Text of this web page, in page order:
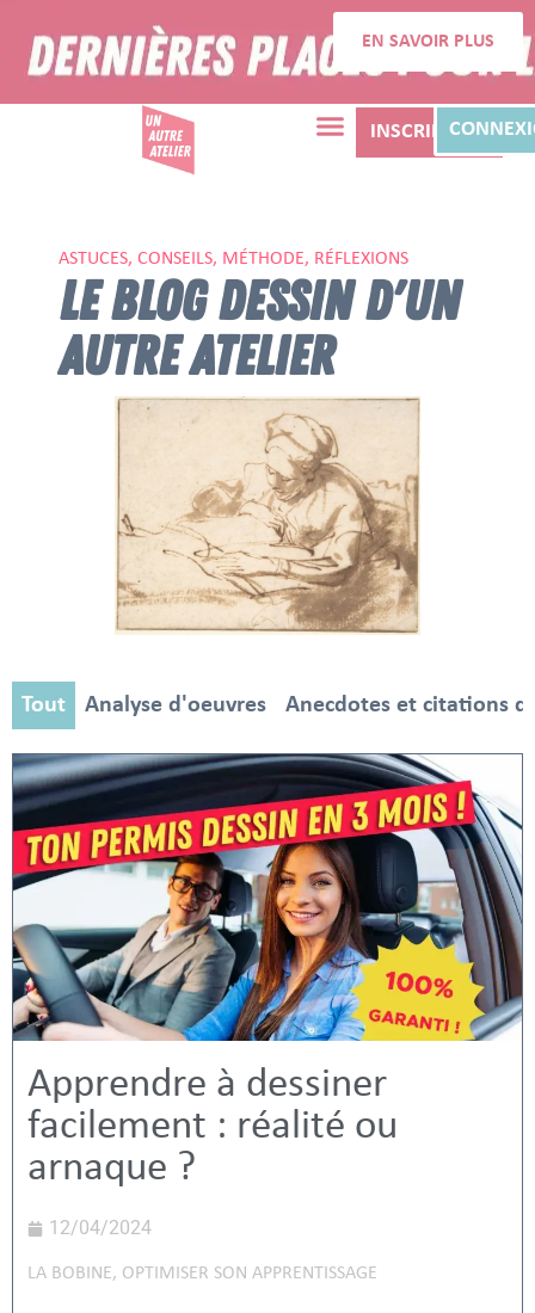
EN SAVOIR PLUS
INSCRIPTION
ASTUCES, CONSEILS, MÉTHODE, RÉFLEXIONS
LE BLOG DESSIN D'UN
AUTRE ATELIER
Analyse d'oeuvres Anecdotes et citations
Tout
Apprendre à dessiner
facilement : réalité ou
arnaque ?
12/04/2024
LA BOBINE, OPTIMISER SON APPRENTISSAGE